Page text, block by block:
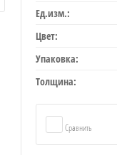
Ед.изм.:
Цвет:
Упаковка:
Толщина:
Сравнить